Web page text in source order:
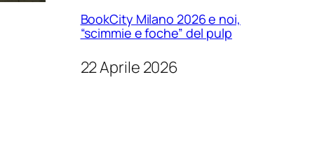
BookCity Milano 2026 e noi,
“scimmie e foche” del pulp
22 Aprile 2026